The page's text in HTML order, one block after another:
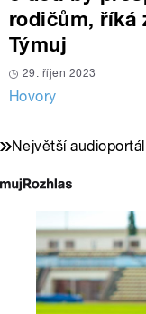
rodičům, říká
Týmuj
29. říjen 2023
Hovory
Největší